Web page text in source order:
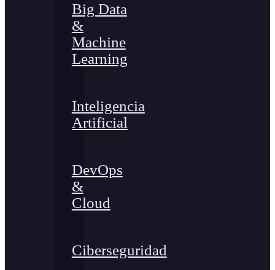
Big Data
&
Machine
Learning
Inteligencia
Artificial
DevOps
&
Cloud
Ciberseguridad